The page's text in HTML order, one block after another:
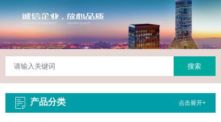
产品分类 点击展开+